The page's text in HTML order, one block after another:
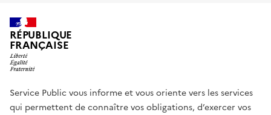
RÉPUBLIQUE
FRANÇAISE
Service Public vous informe et vous oriente vers les services
qui permettent de connaître vos obligations, d’exercer vos